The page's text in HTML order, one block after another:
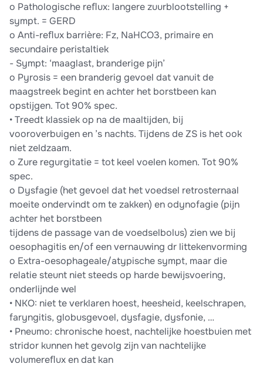
o Pathologische reﬂux: langere zuurblootstelling +
sympt. = GERD
o Anti-reﬂux barrière: Fz, NaHCO3, primaire en
secundaire peristaltiek
- Sympt: ‘maaglast, branderige pijn’
o Pyrosis = een branderig gevoel dat vanuit de
maagstreek begint en achter het borstbeen kan
opstijgen. Tot 90% spec.
• Treedt klassiek op na de maaltijden, bij
vooroverbuigen en ’s nachts. Tijdens de ZS is het ook
niet zeldzaam.
o Zure regurgitatie = tot keel voelen komen. Tot 90%
spec.
o Dysfagie (het gevoel dat het voedsel retrosternaal
moeite ondervindt om te zakken) en odynofagie (pijn
achter het borstbeen
tijdens de passage van de voedselbolus) zien we bij
oesophagitis en/of een vernauwing dr littekenvorming
o Extra-oesophageale/atypische sympt, maar die
relatie steunt niet steeds op harde bewijsvoering,
onderlijnde wel
• NKO: niet te verklaren hoest, heesheid, keelschrapen,
faryngitis, globusgevoel, dysfagie, dysfonie, …
• Pneumo: chronische hoest, nachtelijke hoestbuien met
stridor kunnen het gevolg zijn van nachtelijke
volumereﬂux en dat kan